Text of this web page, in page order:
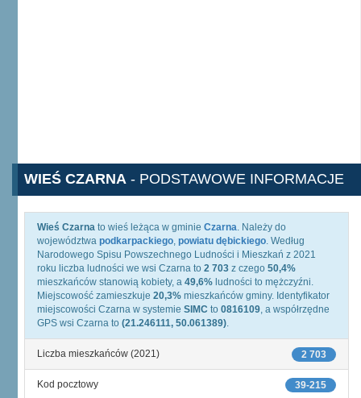
WIEŚ CZARNA - PODSTAWOWE INFORMACJE
Wieś Czarna to wieś leżąca w gminie Czarna. Należy do
województwa podkarpackiego, powiatu dębickiego. Według
Narodowego Spisu Powszechnego Ludności i Mieszkań z 2021
roku liczba ludności we wsi Czarna to 2 703 z czego 50,4%
mieszkańców stanowią kobiety, a 49,6% ludności to mężczyźni.
Miejscowość zamieszkuje 20,3% mieszkańców gminy. Identyfikator
miejscowości Czarna w systemie SIMC to 0816109, a współrzędne
GPS wsi Czarna to (21.246111, 50.061389).
2 703
Liczba mieszkańców (2021)
39-215
Kod pocztowy